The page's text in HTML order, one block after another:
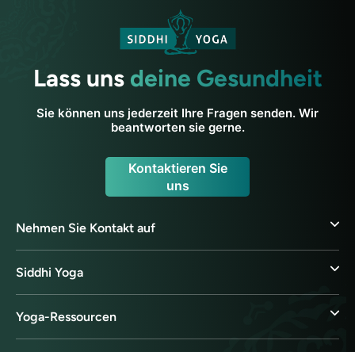
Lass uns deine Gesundheit
Sie können uns jederzeit Ihre Fragen senden. Wir
beantworten sie gerne.
Kontaktieren Sie
uns
Nehmen Sie Kontakt auf
Siddhi Yoga
Yoga-Ressourcen